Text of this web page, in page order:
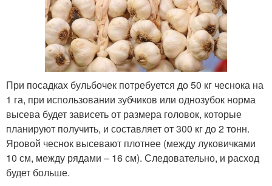
При посадках бульбочек потребуется до 50 кг чеснока на
1 га, при использовании зубчиков или однозубок норма
высева будет зависеть от размера головок, которые
планируют получить, и составляет от 300 кг до 2 тонн.
Яровой чеснок высевают плотнее (между луковичками
10 см, между рядами – 16 см). Следовательно, и расход
будет больше.